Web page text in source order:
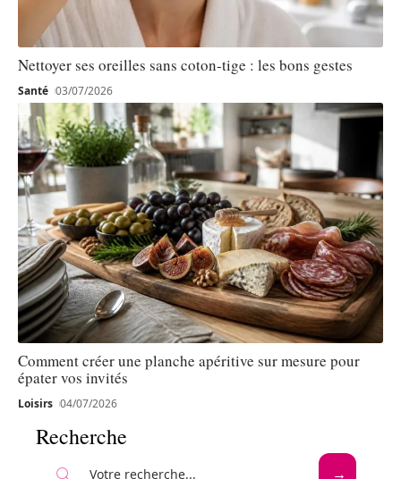
Nettoyer ses oreilles sans coton-tige : les bons gestes
Santé 03/07/2026
Comment créer une planche apéritive sur mesure pour
épater vos invités
Loisirs 04/07/2026
Recherche